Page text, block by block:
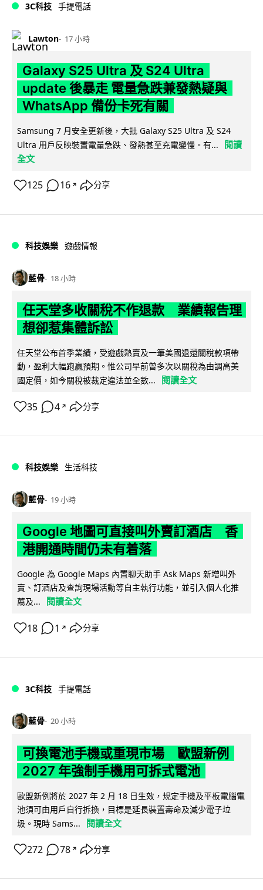
3C科技 手提電話
Lawton 17 小時
Galaxy S25 Ultra 及 S24 Ultra
update 後暴走 電量急跌兼發熱疑與
WhatsApp 備份卡死有關
Samsung 7 月安全更新後，大批 Galaxy S25 Ultra 及 S24
Ultra 用戶反映裝置電量急跌、發熱甚至充電變慢。有...
閱讀
全文
125 16 ↗ 分享
科技娛樂 遊戲情報
藍骨 18 小時
任天堂多收關稅不作退款 業績報告理
想卻惹集體訴訟
任天堂公布首季業績，受遊戲熱賣及一筆美國退還關稅款項帶
動，盈利大幅跑贏預期。惟公司早前曾多次以關稅為由調高美
國定價，如今關稅被裁定違法並全數...
閱讀全文
35 4 ↗ 分享
科技娛樂 生活科技
藍骨 19 小時
Google 地圖可直接叫外賣訂酒店 香
港開通時間仍未有着落
Google 為 Google Maps 內置聊天助手 Ask Maps 新增叫外
賣、訂酒店及查詢現場活動等自主執行功能，並引入個人化推
薦及...
閱讀全文
18 1 ↗ 分享
3C科技 手提電話
藍骨 20 小時
可換電池手機或重現市場 歐盟新例
2027 年強制手機用可拆式電池
歐盟新例將於 2027 年 2 月 18 日生效，規定手機及平板電腦電
池須可由用戶自行拆換，目標是延長裝置壽命及減少電子垃
圾。現時 Sams...
閱讀全文
272 78 ↗ 分享